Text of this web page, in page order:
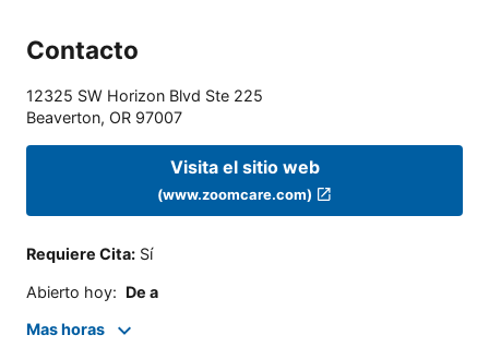
Contacto
12325 SW Horizon Blvd Ste 225
Beaverton, OR 97007
Visita el sitio web
(www.zoomcare.com)
Requiere Cita: Sí
Abierto hoy: De a
Mas horas